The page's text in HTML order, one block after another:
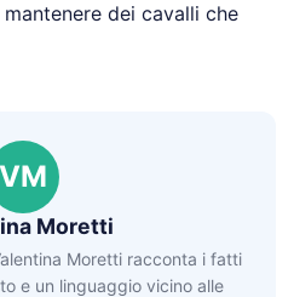
dei cavalli che
VM
Moretti
Moretti racconta i fatti
e un linguaggio vicino alle